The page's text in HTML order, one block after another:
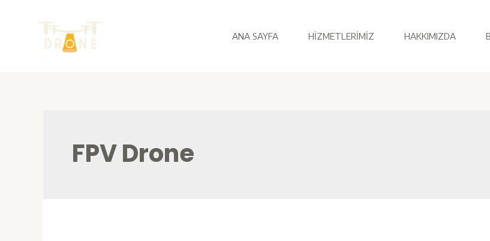
ANA SAYFA HIZMETLERIMIZ HAKKIMIZDA
FPV Drone